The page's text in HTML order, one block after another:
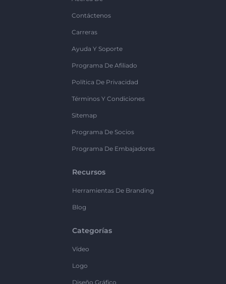
Contáctenos
Carreras
Ayuda Y Soporte
Programa De Afiliado
Política De Privacidad
Términos Y Condiciones
Sitemap
Programa De Socios
Programa De Embajadores
Recursos
Herramientas De Branding
Blog
Categorías
Vídeo
Logo
Diseño Gráfico